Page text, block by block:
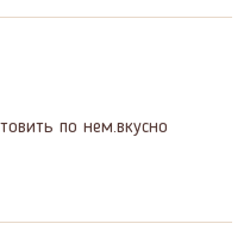
по нем.вкусно